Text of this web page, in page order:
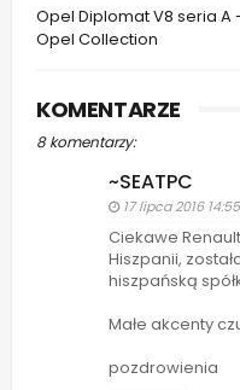
Opel Diplomat V8 seria A
Opel Collection
KOMENTARZE
8 komentarzy:
~SEATPC
17 lipca 2016 14:55
Ciekawe
Hiszpanii,
hiszpańską
Małe akcenty
pozdrowienia